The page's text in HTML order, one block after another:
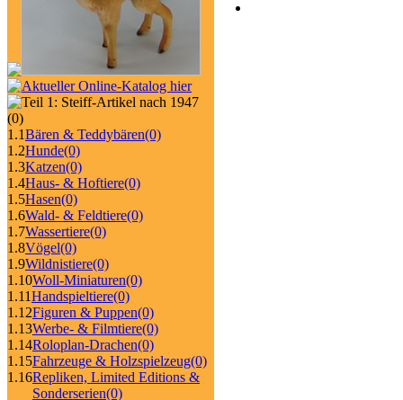
(0)
1.1Bären & Teddybären(0)
1.2Hunde(0)
1.3Katzen(0)
1.4Haus- & Hoftiere(0)
1.5Hasen(0)
1.6Wald- & Feldtiere(0)
1.7Wassertiere(0)
1.8Vögel(0)
1.9Wildnistiere(0)
1.10Woll-Miniaturen(0)
1.11Handspieltiere(0)
1.12Figuren & Puppen(0)
1.13Werbe- & Filmtiere(0)
1.14Roloplan-Drachen(0)
1.15Fahrzeuge & Holzspielzeug(0)
1.16Repliken, Limited Editions &
Sonderserien(0)